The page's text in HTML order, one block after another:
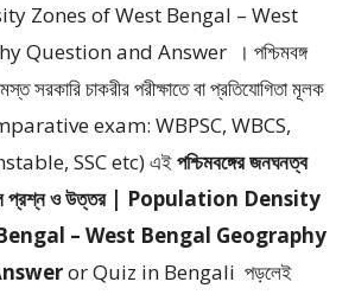
Zones of West Bengal – West
Question and Answer । পশ্চিমবঙ্গ
সরকারি চাকরীর পরীক্ষাতে বা প্রতিযোগিতা মূলক
exam: WBPSC, WBCS,
SSC etc) এইপশ্চিমবঙ্গের জনঘনত্ব
প্রশ্ন ও উত্তর | Population Density
– West Bengal Geography
or Quiz in Bengali পড়লেই